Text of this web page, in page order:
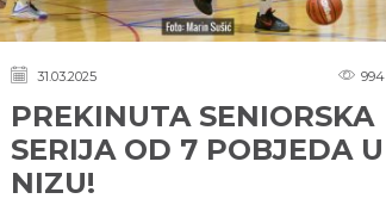
31.03.2025 994
PREKINUTA SENIORSKA
SERIJA OD 7 POBJEDA U
NIZU!